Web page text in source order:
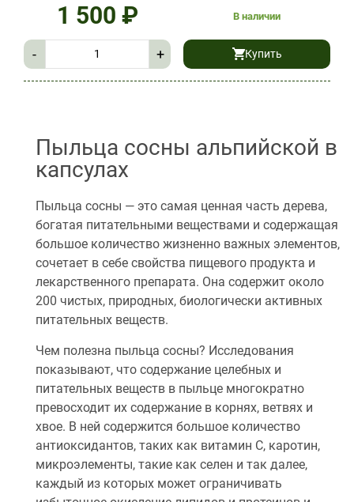
1 500 ₽ В наличии
- + Купить
Пыльца сосны альпийской в
капсулах
Пыльца сосны — это самая ценная часть дерева,
богатая питательными веществами и содержащая
большое количество жизненно важных элементов,
сочетает в себе свойства пищевого продукта и
лекарственного препарата. Она содержит около
200 чистых, природных, биологически активных
питательных веществ.
Чем полезна пыльца сосны? Исследования
показывают, что содержание целебных и
питательных веществ в пыльце многократно
превосходит их содержание в корнях, ветвях и
хвое. В ней содержится большое количество
антиоксидантов, таких как витамин С, каротин,
микроэлементы, такие как селен и так далее,
каждый из которых может ограничивать